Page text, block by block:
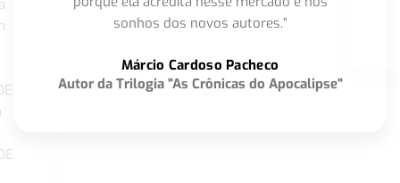
sonhos dos novos autores.”
Márcio Cardoso Pacheco
Autor da Trilogia "As Crônicas do Apocalipse"